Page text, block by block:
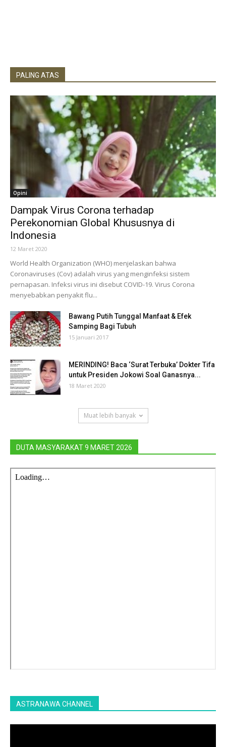
PALING ATAS
Opini
Dampak Virus Corona terhadap
Perekonomian Global Khususnya di
Indonesia
12 Maret 2020
World Health Organization (WHO) menjelaskan bahwa
Coronaviruses (Cov) adalah virus yang menginfeksi sistem
pernapasan. Infeksi virus ini disebut COVID-19. Virus Corona
menyebabkan penyakit flu...
Bawang Putih Tunggal Manfaat & Efek
Samping Bagi Tubuh
15 Januari 2017
MERINDING! Baca ‘Surat Terbuka’ Dokter Tifa
untuk Presiden Jokowi Soal Ganasnya...
18 Maret 2020
Muat lebih banyak
DUTA MASYARAKAT 9 MARET 2026
ASTRANAWA CHANNEL